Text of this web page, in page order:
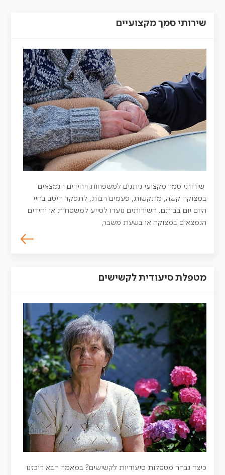
שירותי סמך מקצועיים
שירותי סמך מקצועי ניתנים למשפחות ויחידים הנמצאים
במצוקה קשה, מתקשות, פעמים רבות, לתפקד היטב בחיי
היום יום בביתם. השירותים נועדו לסייע למשפחות או יחידים
הנמצאים במצוקה או בשעת משבר,
מטפלת סיעודית לקשישים
כיצד נבחר מטפלות סיעודיות לקשישים? במאמר הבא ריכזנו